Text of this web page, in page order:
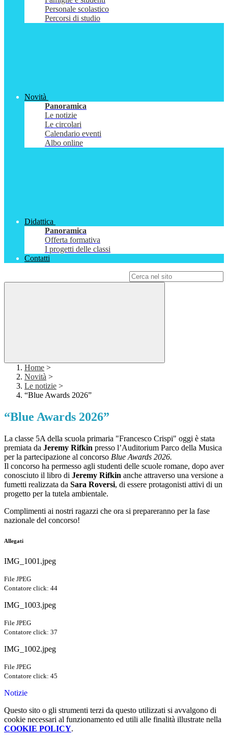
Personale scolastico
Percorsi di studio
Novità
Panoramica
Le notizie
Le circolari
Calendario eventi
Albo online
Didattica
Panoramica
Offerta formativa
I progetti delle classi
Contatti
Home >
Novità >
Le notizie >
“Blue Awards 2026”
“Blue Awards 2026”
La classe 5A della scuola primaria "Francesco Crispi" oggi è stata
premiata da Jeremy Rifkin presso l’Auditorium Parco della Musica
per la partecipazione al concorso Blue Awards 2026.
Il concorso ha permesso agli studenti delle scuole romane, dopo aver
conosciuto il libro di Jeremy Rifkin anche attraverso una versione a
fumetti realizzata da Sara Roversi, di essere protagonisti attivi di un
progetto per la tutela ambientale.
Complimenti ai nostri ragazzi che ora si prepareranno per la fase
nazionale del concorso!
Allegati
IMG_1001.jpeg
File JPEG
Contatore click: 44
IMG_1003.jpeg
File JPEG
Contatore click: 37
IMG_1002.jpeg
File JPEG
Contatore click: 45
Notizie
Questo sito o gli strumenti terzi da questo utilizzati si avvalgono di
cookie necessari al funzionamento ed utili alle finalità illustrate nella
COOKIE POLICY.